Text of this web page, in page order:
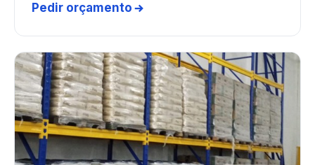
Pedir orçamento